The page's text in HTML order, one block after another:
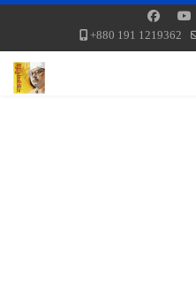
+880 191 1219362